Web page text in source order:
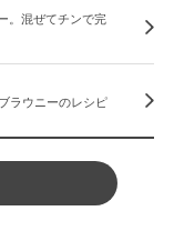
。混ぜてチンで完
ラウニーのレシピ